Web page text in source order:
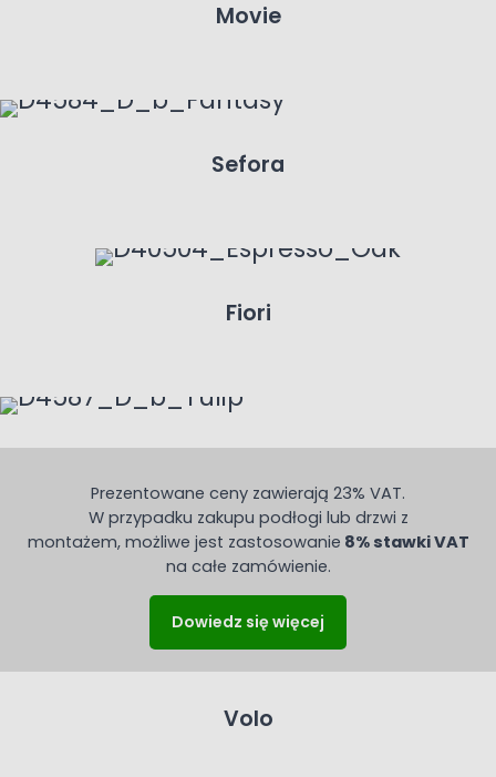
Movie
Sefora
Fiori
Prezentowane ceny zawierają 23% VAT.
W przypadku zakupu podłogi lub drzwi z
montażem, możliwe jest zastosowanie 8% stawki VAT
na całe zamówienie.
Dowiedz się więcej
Volo